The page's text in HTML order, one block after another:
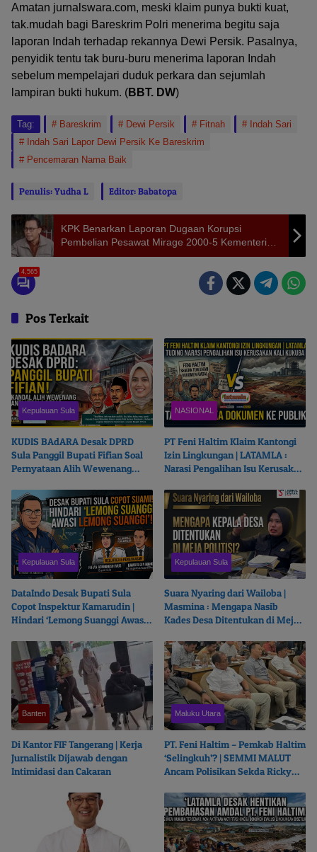
Amatan jurnalswara.com, meski klaim punya bukti kuat,
tak.mudah bagi Bareskrim Polri menerima begitu saja
laporan Indah terhadap rekannya Dewi Persik. Pasalnya,
penyidik tentu tak buru-buru menerima laporan Indah
sebelum mempelajari duduk perkara dan sejumlah
lampiran bukti hukum. (BBT. DW)
Tag: Bareskrim Dewi Persik Fitnah
Indah Sari
Indah Sari Lapor Dewi Persik Ke Bareskrim
Pencemaran Nama Baik
Penulis: Yudha L Editor: Babatopa
KPK Benarkan Laporan Dugaan Korupsi
Pembelian Pesawat Mirage 2000-5 Kementerian
Pertahanan
4,565
Pos Terkait
Kepulauan Sula
KUDIS BAdARA Desak DPRD
Sula Panggil Bupati Fifian Soal
Pernyataan Alih Wewenang
NASIONAL
PT Feni Haltim Klaim Kantongi
Izin Lingkungan | LATAMLA :
Narasi Pengalihan Isu Kerusakan
Dokumen ke Publik
Kepulauan Sula
DataIndo Desak Bupati Sula
Copot Inspektur Kamarudin |
Hindari ‘Lemong Suanggi Awasi
Kepulauan Sula
Suara Nyaring dari Wailoba |
Masmina : Mengapa Nasib
Kades Desa Ditentukan di Meja
Banten
Di Kantor FIF Tangerang | Kerja
Jurnalistik Dijawab dengan
Intimidasi dan Cakaran
Maluku Utara
PT. Feni Haltim – Pemkab Haltim
‘Selingkuh’? | SEMMI MALUT
Ancam Polisikan Sekda Ricky